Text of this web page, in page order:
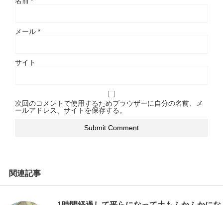
メール *
サイト
次回のコメントで使用するためブラウザーに自分の名前、メ
ールアドレス、サイトを保存する。
関連記事